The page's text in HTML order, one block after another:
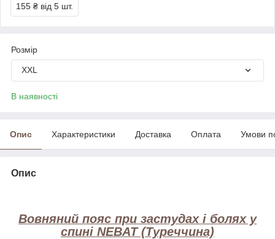
155 ₴ від 5 шт.
Розмір
XXL
В наявності
Опис Характеристики Доставка Оплата Умови
Опис
Вовняний пояс при застудах і болях у
спині NEBAT (Туреччина)